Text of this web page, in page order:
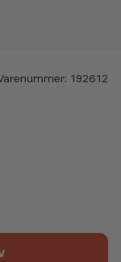
192612